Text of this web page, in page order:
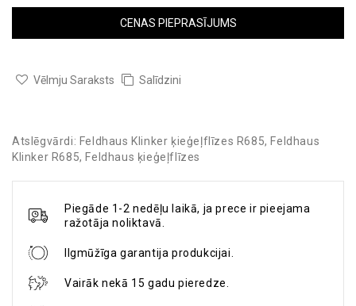
CENAS PIEPRASĪJUMS
Vēlmju Saraksts Salīdzini
Atslēgvārdi: Feldhaus Klinker ķieģeļflīzes R685, Feldhaus
Klinker R685, Feldhaus ķieģeļflīzes
Piegāde 1-2 nedēļu laikā, ja prece ir pieejama
ražotāja noliktavā.
Ilgmūžīga garantija produkcijai.
Vairāk nekā 15 gadu pieredze.